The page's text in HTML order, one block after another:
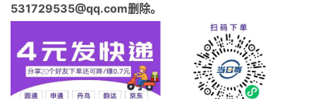
531729535@qq.com删除。